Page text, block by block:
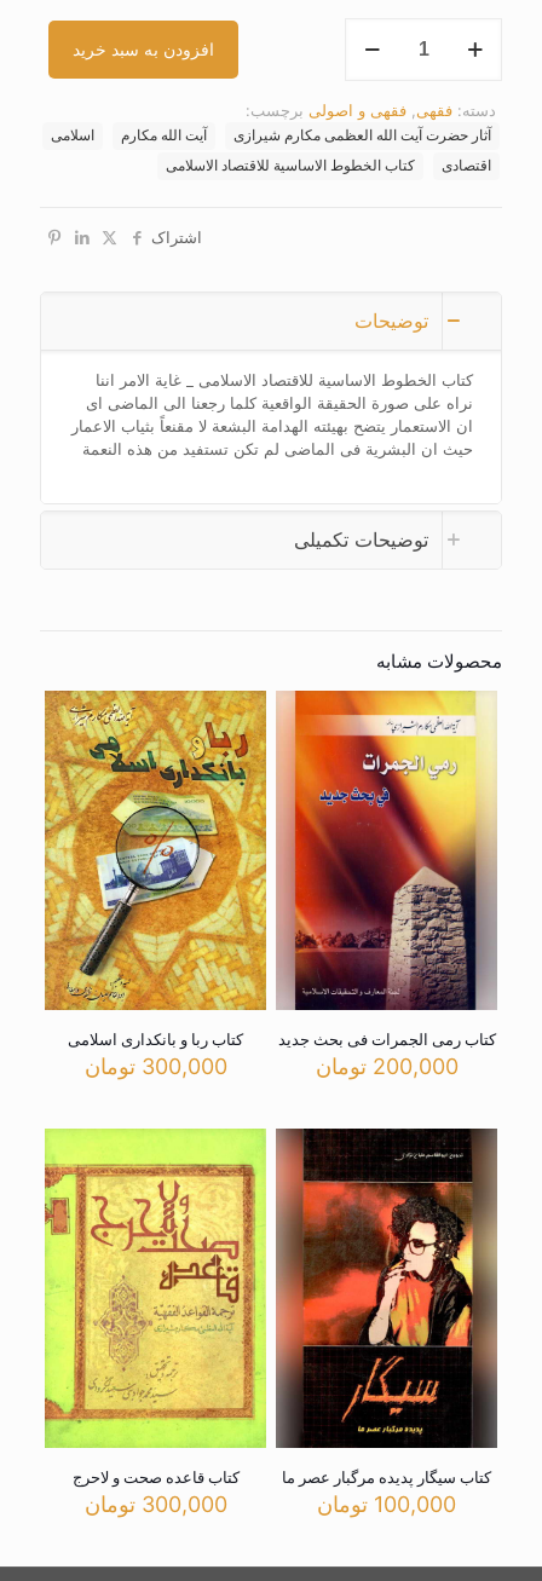
الخطوط
الاسلامی
عدد
افزودن به سبد خرید
دسته: فقهی فقهی و اصولی برچسب:
آثار حضرت آیت الله العظمی مکارم شیرازی آیت الله مکارم
اسلامی
اقتصادی
کتاب الخطوط الاساسیة للاقتصاد الاسلامی
اشتراک
توضیحات
کتاب الخطوط الاساسیة للاقتصاد الاسلامی _ غایة الامر اننا
نراه علی صورة الحقیقة الواقعیة کلما رجعنا الی الماضی ای
ان الاستعمار یتضح بهیئته الهدامة البشعة لا مقنعاً بثیاب الاعمار
حیث ان البشریة فی الماضی لم تکن تستفید من هذه النعمة
توضیحات تکمیلی
محصولات مشابه
کتاب رمی الجمرات فی بحث جدید
200,000 تومان
کتاب ربا و بانکداری اسلامی
300,000 تومان
کتاب سیگار پدیده مرگبار عصر ما
100,000 تومان
کتاب قاعده صحت و لاحرج
300,000 تومان